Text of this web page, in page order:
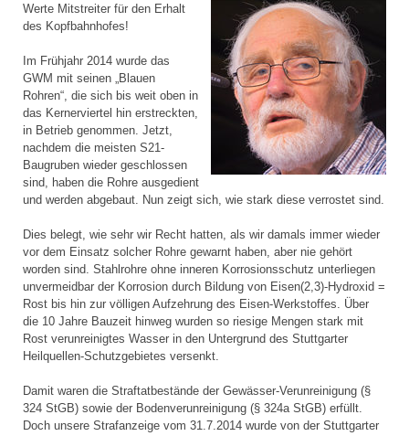
Werte Mitstreiter für den Erhalt
des Kopfbahnhofes!
Im Frühjahr 2014 wurde das
GWM mit seinen „Blauen
Rohren“, die sich bis weit oben in
das Kernerviertel hin erstreckten,
in Betrieb genommen. Jetzt,
nachdem die meisten S21-
Baugruben wieder geschlossen
sind, haben die Rohre ausgedient
und werden abgebaut. Nun zeigt sich, wie stark diese verrostet sind.
Dies belegt, wie sehr wir Recht hatten, als wir damals immer wieder
vor dem Einsatz solcher Rohre gewarnt haben, aber nie gehört
worden sind. Stahlrohre ohne inneren Korrosionsschutz unterliegen
unvermeidbar der Korrosion durch Bildung von Eisen(2,3)-Hydroxid =
Rost bis hin zur völligen Aufzehrung des Eisen-Werkstoffes. Über
die 10 Jahre Bauzeit hinweg wurden so riesige Mengen stark mit
Rost verunreinigtes Wasser in den Untergrund des Stuttgarter
Heilquellen-Schutzgebietes versenkt.
Damit waren die Straftatbestände der Gewässer-Verunreinigung (§
324 StGB) sowie der Bodenverunreinigung (§ 324a StGB) erfüllt.
Doch unsere Strafanzeige vom 31.7.2014 wurde von der Stuttgarter